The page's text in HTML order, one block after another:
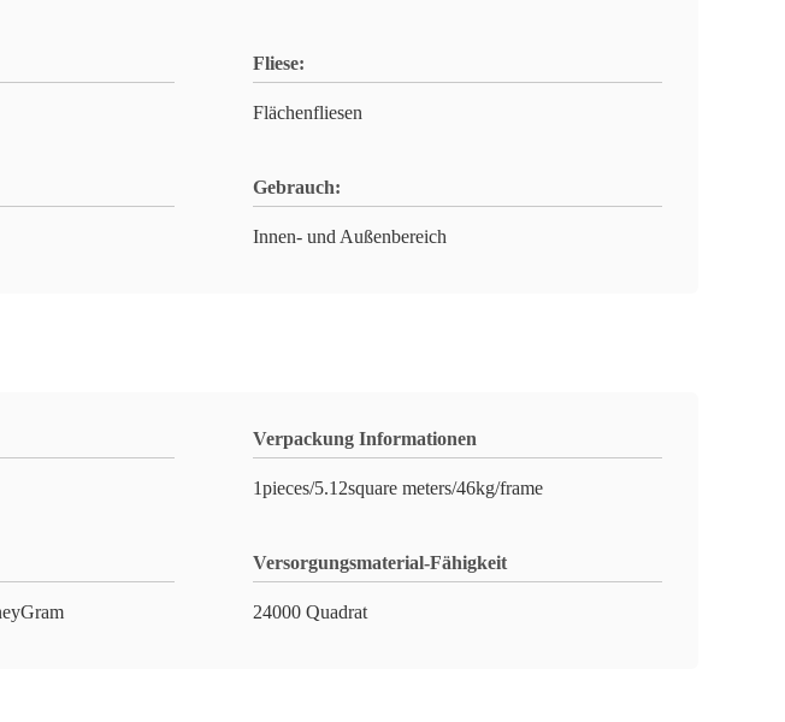
Fliese:
Flächenfliesen
Gebrauch:
Innen- und Außenbereich
Verpackung Informationen
1pieces/5.12square meters/46kg/frame
Versorgungsmaterial-Fähigkeit
24000 Quadrat